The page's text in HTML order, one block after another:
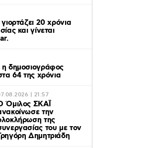
20 χρόνια
και γίνεται
δημοσιογράφος
64 της χρόνια
| 21:57
Όμιλος ΣΚΑΪ
την
της
του με τον
Δημητριάδη